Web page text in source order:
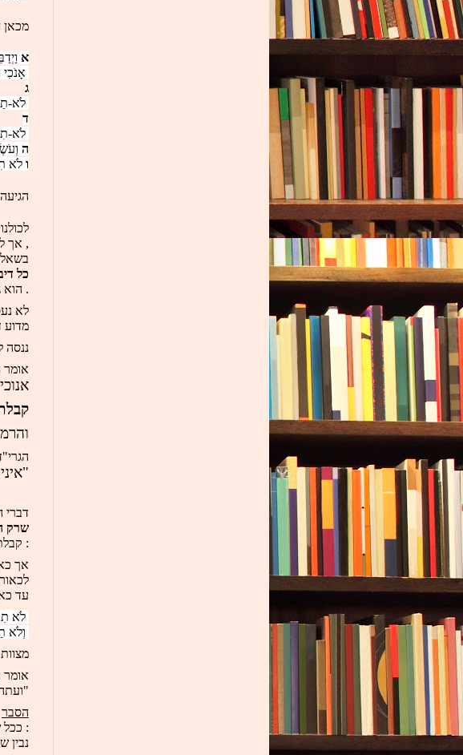
מכאן
א
ג
לֹא-
ד
לֹא-
ה
ו לֹא
, אך לרובנו לא מובן
כל
. הוא
לא
מדוע
ננסה
אומר
דברי
שרק
:
אך
עד
לֹא
וְלֹא
אומר
הסבר
: ככל
נבין